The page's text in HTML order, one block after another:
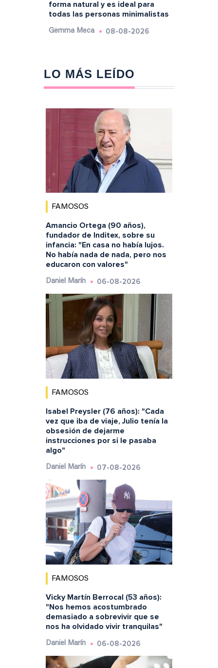
forma natural y es ideal para
todas las personas minimalistas
Gemma Meca 08-08-2026
LO MÁS LEÍDO
FAMOSOS
Amancio Ortega (90 años),
fundador de Inditex, sobre su
infancia: "En casa no había lujos.
No había nada de nada, pero nos
educaron con valores"
Daniel Marín 06-08-2026
FAMOSOS
Isabel Preysler (76 años): "Cada
vez que iba de viaje, Julio tenía la
obsesión de dejarme
instrucciones por si le pasaba
algo"
Daniel Marín 07-08-2026
FAMOSOS
Vicky Martín Berrocal (53 años):
"Nos hemos acostumbrado
demasiado a sobrevivir que se
nos ha olvidado vivir tranquilas"
Daniel Marín 06-08-2026